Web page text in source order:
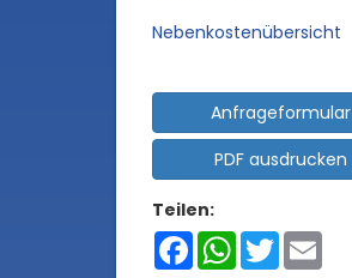
Nebenkostenübersicht
Anfrageformular
PDF ausdrucken
Teilen:
FacebookWhatsApp
Twitter